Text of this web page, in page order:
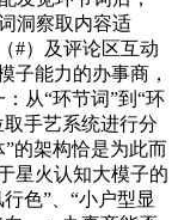
洞察取内容适
#）及评论区互动
子能力的办事商，
从“环节词”到“环
手艺系统进行分
的架构恰是为此而
星火认知大模子的
色”、“小户型显